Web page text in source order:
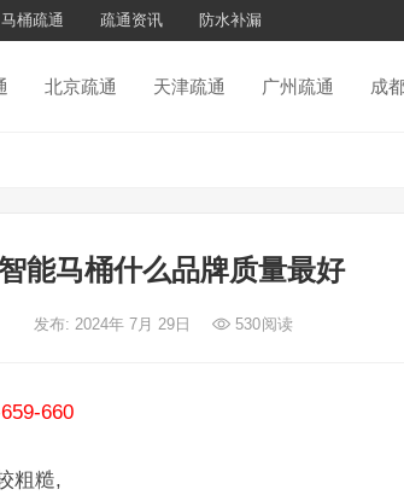
马桶疏通 疏通资讯 防水补漏
北京疏通 天津疏通 广州疏通 成
能马桶什么品牌质量最好
发布: 2024年 7月 29日 530阅读
660
粗糙,